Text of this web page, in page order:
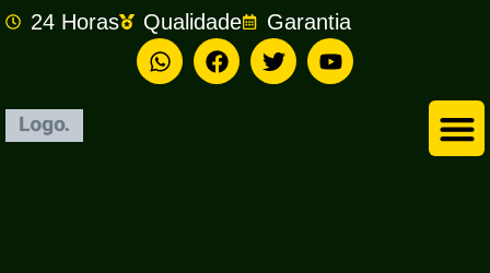
24 Horas Qualidade Garantia